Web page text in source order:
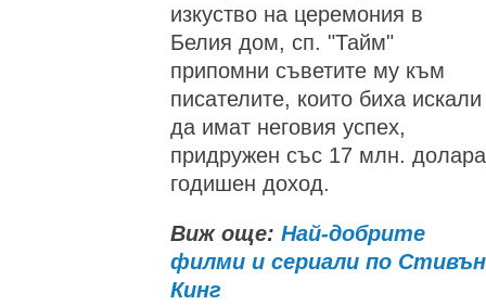
изкуство на церемония в
Белия дом, сп. "Тайм"
припомни съветите му към
писателите, които биха искали
да имат неговия успех,
придружен със 17 млн. долара
годишен доход.
Виж още: Най-добрите
филми и сериали по Стивън
Кинг